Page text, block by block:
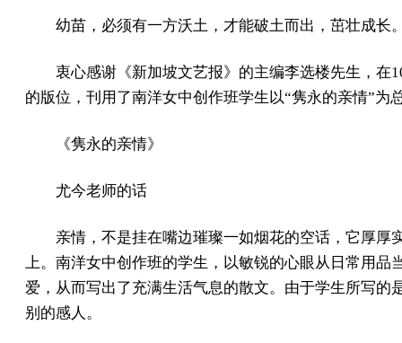
幼苗，必须有一方沃土，才能破土而出，茁壮成长
衷心感谢《新加坡文艺报》的主编李选楼先生，在
的版位，刊用了南洋女中创作班学生以“隽永的亲情”为
《隽永的亲情》
尤今老师的话
亲情，不是挂在嘴边璀璨一如烟花的空话，它厚厚
上。南洋女中创作班的学生，以敏锐的心眼从日常用品
爱，从而写出了充满生活气息的散文。由于学生所写的
别的感人。